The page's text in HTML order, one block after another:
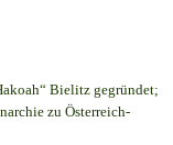
Bielitz gegründet;
zu Österreich-